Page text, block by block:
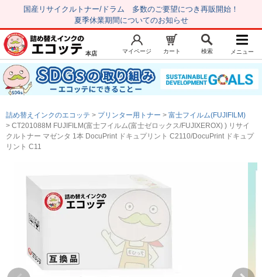
国産リサイクルトナー/ドラム 多数のご要望につき再販開始！
夏季休業期間についてのお知らせ
新規会員登録 マイページ
トップページ お気に入り
注文履歴 レビュー履歴
はじめての方へ
初心者用セット
キャノンインク
エプソンインク
ブラザーインク
詰め替えインク
本店 マイページ カート 検索 メニュー
詰め替えインクのエコッテ プリンター用トナー
富士フイルム(FUJIFILM)
CT201088M FUJIFILM(富士フイルム(富士ゼロックス/FUJIXEROX) ) リサイ
クルトナー マゼンタ 1本 DocuPrint ドキュプリント C2110/DocuPrint ドキュプ
リント C11